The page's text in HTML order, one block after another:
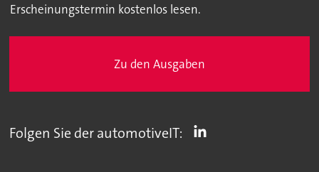
Erscheinungstermin kostenlos lesen.
Zu den Ausgaben
Folgen Sie der automotiveIT: